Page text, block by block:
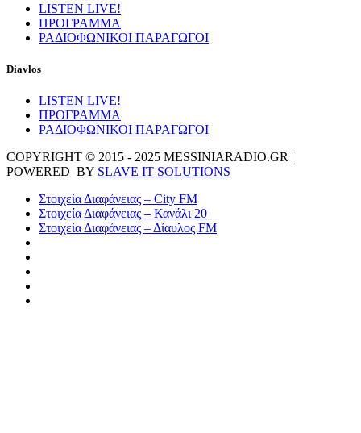
LISTEN LIVE!
ΠΡΟΓΡΑΜΜΑ
ΡΑΔΙΟΦΩΝΙΚΟΙ ΠΑΡΑΓΩΓΟΙ
Diavlos
LISTEN LIVE!
ΠΡΟΓΡΑΜΜΑ
ΡΑΔΙΟΦΩΝΙΚΟΙ ΠΑΡΑΓΩΓΟΙ
COPYRIGHT © 2015 - 2025 MESSINIARADIO.GR |
POWERED BY SLAVE IT SOLUTIONS
Στοιχεία Διαφάνειας – City FM
Στοιχεία Διαφάνειας – Κανάλι 20
Στοιχεία Διαφάνειας – Δίαυλος FM